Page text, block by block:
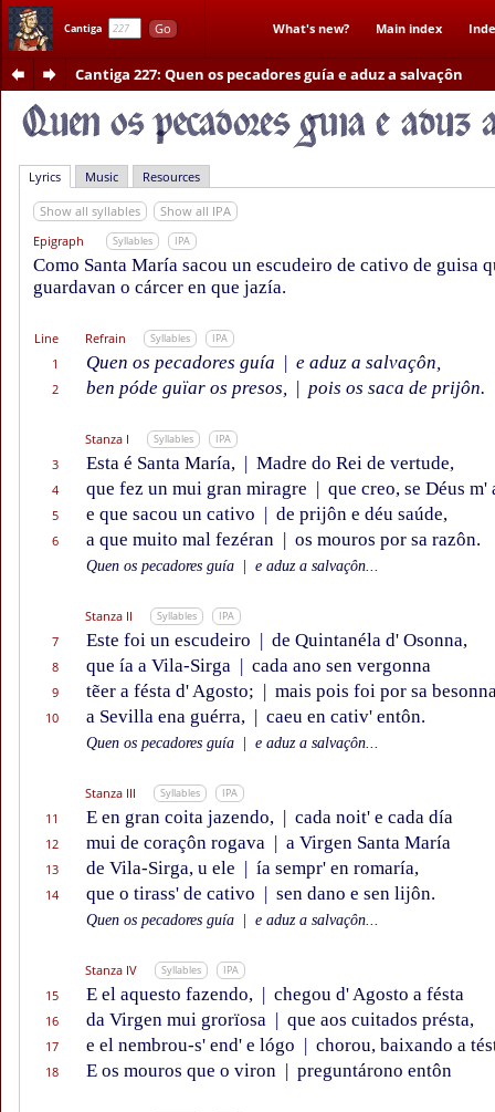
Cantiga Go What's new? Main index
Cantiga 227: Quen os pecadores guía e aduz a salvaçôn
Lyrics Music Resources
Show all syllables
Show all IPA
Epigraph
Syllables IPA
Como Santa María sacou un escudeiro de cativo de guisa
guardavan o cárcer en que jazía.
Line Refrain Syllables IPA
1 Quen os pecadores guía | e aduz a salvaçôn,
2 ben póde guïar os presos, | pois os saca de prijôn.
Stanza I Syllables IPA
3 Esta é Santa María, | Madre do Rei de vertude,
4 que fez un mui gran miragre | que creo, se Déus m'
5 e que sacou un cativo | de prijôn e déu saúde,
6 a que muito mal fezéran | os mouros por sa razôn.
Quen os pecadores guía e aduz a salvaçôn...
Stanza II Syllables IPA
7 Este foi un escudeiro | de Quintanéla d' Osonna,
8 que ía a Vila-Sirga | cada ano sen vergonna
9 tẽer a fésta d' Agosto; | mais pois foi por sa
10 a Sevilla ena guérra, | caeu en cativ' entôn.
Quen os pecadores guía e aduz a salvaçôn...
Stanza III Syllables IPA
11 E en gran coita jazendo, | cada noit' e cada día
12 mui de coraçôn rogava | a Virgen Santa María
13 de Vila-Sirga, u ele | ía sempr' en romaría,
14 que o tirass' de cativo | sen dano e sen lijôn.
Quen os pecadores guía e aduz a salvaçôn...
Stanza IV Syllables IPA
15 E el aquesto fazendo, | chegou d' Agosto a fésta
16 da Virgen mui grorïosa | que aos cuitados présta,
17 e el nembrou-s' end' e lógo | chorou, baixando a
18 E os mouros que o viron | preguntárono entôn